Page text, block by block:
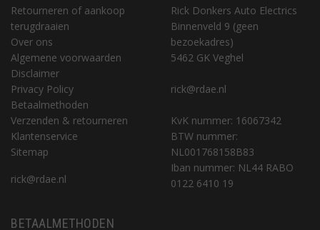
Retourneren of aankoop
terugdraaien
Over ons
Algemene voorwaarden
Disclaimer
Privacy Policy
Betaalmethoden
Verzenden & retourneren
Klantenservice
Sitemap
rick@rdae.nl
Rick Donkers Auto Electrics
Binnenveld 9 (geen
bezoekadres)
5462 GK Veghel
rick@rdae.nl
KvK nummer: 16067342
BTW nummer:
NL001768158B83
Iban nummer: NL44 RABO
0122 6410 19
BETAALMETHODEN